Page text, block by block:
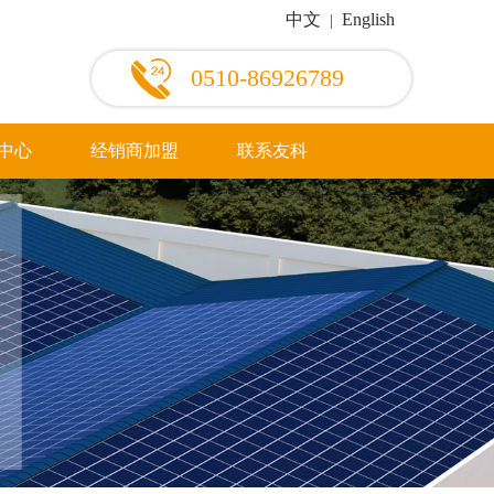
中文 English
0510-86926789
心 经销商加盟 联系友科